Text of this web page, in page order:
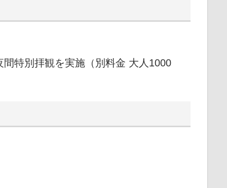
特別拝観を実施（別料金 大人1000